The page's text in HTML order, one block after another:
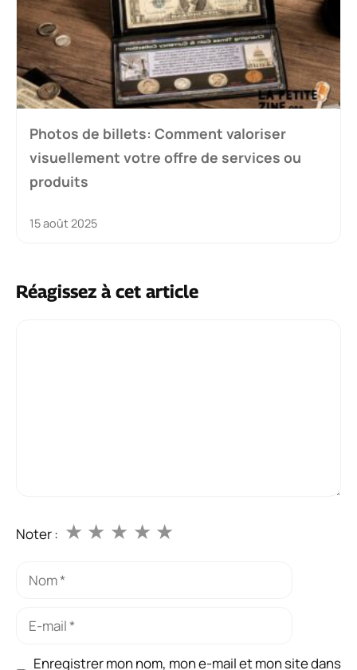
Photos de billets: Comment valoriser
visuellement votre offre de services ou
produits
15 août 2025
Réagissez à cet article
Noter : ★
★
★
★
★
Nom
Enregistrer mon nom, mon e-mail et mon site dans